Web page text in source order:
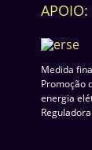
APOIO:
Medida
Promoção
energia